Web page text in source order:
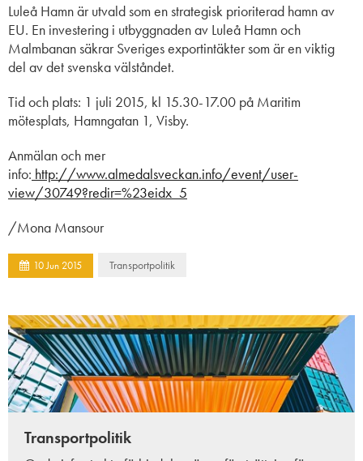
Luleå Hamn är utvald som en strategisk prioriterad hamn av
EU. En investering i utbyggnaden av Luleå Hamn och
Malmbanan säkrar Sveriges exportintäkter som är en viktig
del av det svenska välståndet.
Tid och plats: 1 juli 2015, kl 15.30-17.00 på Maritim
mötesplats, Hamngatan 1, Visby.
Anmälan och mer
info: http://www.almedalsveckan.info/event/user-
view/30749?redir=%23eidx_5
/Mona Mansour
10Jun 2015 Transportpolitik
Transportpolitik